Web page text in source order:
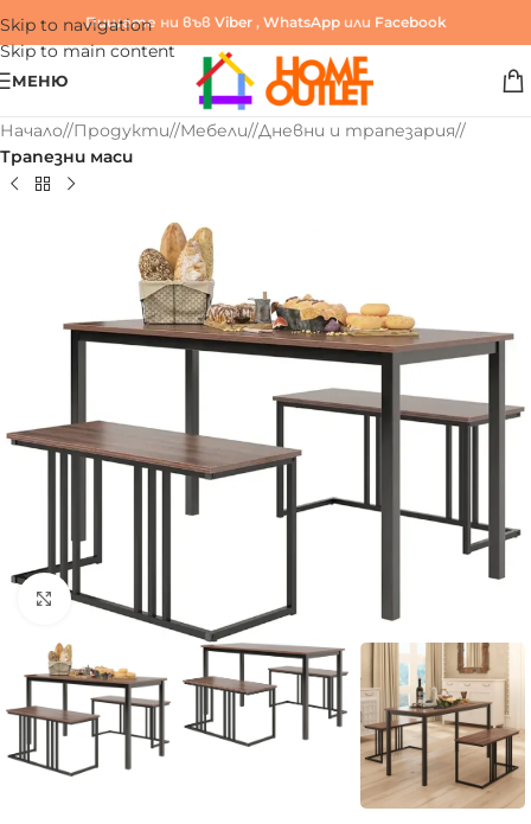
Skip to navigation
Skip to main content
Пишете ни във Viber , WhatsAppили Facebook
МЕНЮ
Начало/ Продукти/ Мебели/ Дневни и трапезария/
Трапезни маси
Click to enlarge